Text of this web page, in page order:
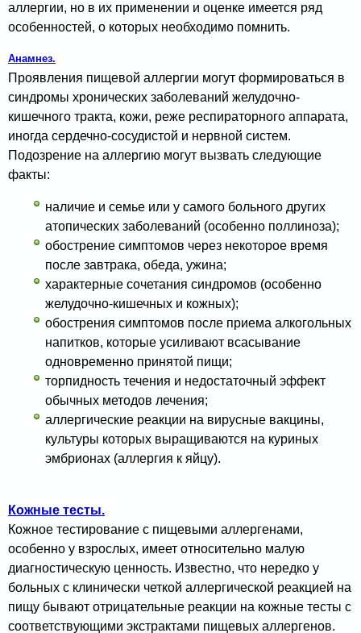
аллергии, но в их применении и оценке имеется ряд
особенностей, о которых необходимо помнить.
Анамнез.
Проявления пищевой аллергии могут формироваться в
синд­ромы хронических заболеваний желудочно-
кишечного тракта, кожи, реже респираторного аппарата,
иногда сердечно-сосудистой и нервной систем.
Подозрение на аллергию могут вызвать следующие
факты:
наличие и семье или у самого больного других
атопических заболеваний (особенно поллиноза);
обострение симп­томов через некоторое время
после завтрака, обеда, ужина;
характерные сочетания синдромов (особенно
желудочно-кишечных и кожных);
обострения симпто­мов после приема алкогольных
напитков, которые усили­вают всасывание
одновременно принятой пищи;
торпидность течения и недостаточный эффект
обычных методов лечения;
аллергические реакции на вирусные вакцины,
культуры которых выращиваются на куриных
эмбрионах (аллергия к яйцу).
Кожные тесты.
Кожное тестирование с пище­выми аллергенами,
особенно у взрослых, имеет относи­тельно малую
диагностическую ценность. Известно, что нередко у
больных с клинически четкой аллергической реакцией на
пищу бывают отрицательные реакции на кожные тесты с
соответствующими экстрактами пи­щевых аллергенов.